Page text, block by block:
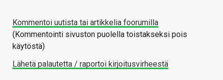
Kommentoi uutista tai artikkelia foorumilla
(Kommentointi sivuston puolella toistakseksi pois
käytöstä)
Lähetä palautetta / raportoi kirjoitusvirheestä